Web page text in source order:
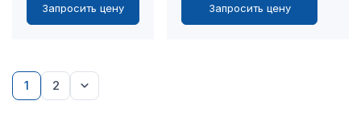
Запросить цену Запросить цену
1 2